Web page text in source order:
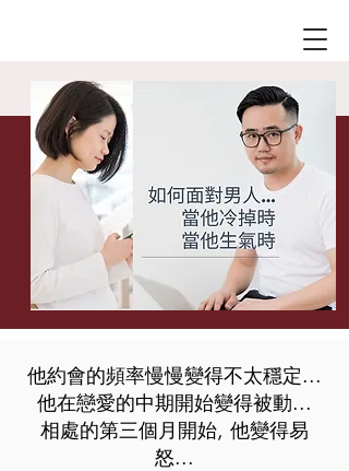
他約會的頻率慢慢變得不太穩定...
他在戀愛的中期開始變得被動...
​相處的第三個月開始, 他變得易
怒...